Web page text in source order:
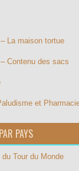
La maison tortue
Contenu des sacs
et
PAYS
Tour du Monde